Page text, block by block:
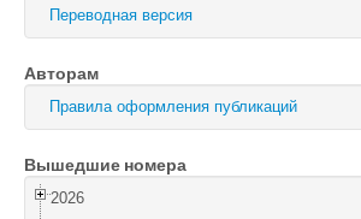
Физика и техника
Оптика и спектроскопия
Поиск
Войти
Переводная версия
Авторам
Правила оформления публикаций
Вышедшие номера
2026